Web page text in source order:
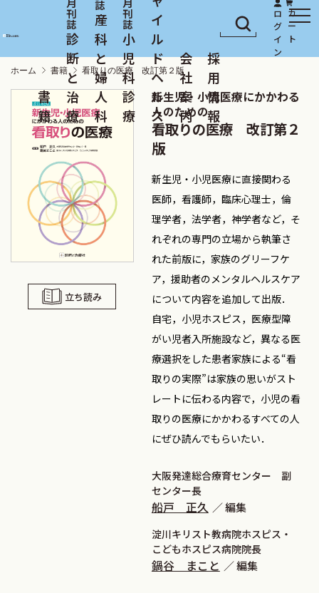
書
籍
診
断
と
治
療
産
科
と
婦
人
科
小
児
科
診
療
イ
ル
ド
ヘ
ル
ス
会
社
案
内
採
用
情
報
ホーム 書籍 看取りの医療 改訂第２版
新生児・小児医療にかかわる
人のための
看取りの医療 改訂第２
版
新生児・小児医療に直接関わる
医師，看護師，臨床心理士，倫
理学者，法学者，神学者など，そ
れぞれの専門の立場から執筆さ
れた前版に，家族のグリーフケ
ア，援助者のメンタルヘルスケア
について内容を追加して出版．
自宅，小児ホスピス，医療型障
がい児者入所施設など，異なる医
療選択をした患者家族による“看
取りの実際”は家族の思いがスト
レートに伝わる内容で，小児の看
取りの医療にかかわるすべての人
にぜひ読んでもらいたい．
大阪発達総合療育センター 副
センター長
船戸 正久 編集
淀川キリスト教病院ホスピス・
こどもホスピス病院院長
鍋谷 まこと 編集
立ち読み